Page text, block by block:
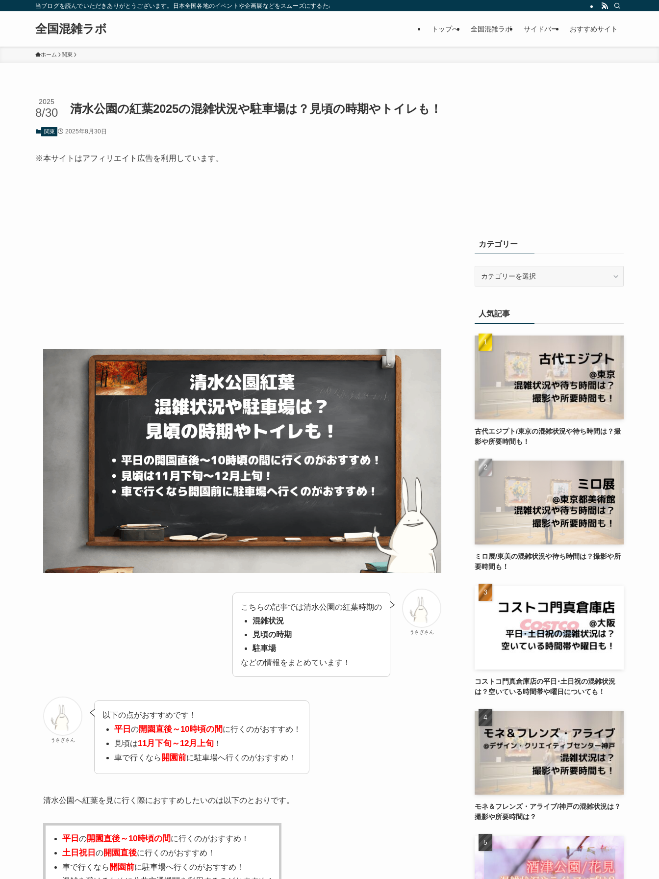
当ブログを読んでいただきありがとうございます。日本全国各地のイベントや企画展などをスムーズにするための賢い情報をまとめてます。ぜひ、参考にして下さい。
全国混雑ラボ トップへ 全国混雑ラボ サイドバー おすすめサイト
ホーム 関東
清水公園の紅葉2025の混雑状況や駐車場は？見頃の時期やトイレも！
2025
8/30
関東 2025年8月30日
※本サイトはアフィリエイト広告を利用しています。
うさぎさん
こちらの記事では清水公園の紅葉時期の
混雑状況
見頃の時期
駐車場
などの情報をまとめています！
うさぎさん
以下の点がおすすめです！
平日 の開園直後～10時頃の間に行くのがおすすめ！
見頃は11月下旬～12月上旬 ！
車で行くなら 開園前に駐車場へ行くのがおすすめ！
清水公園へ紅葉を見に行く際におすすめしたいのは以下のとおりです。
平日 の開園直後～10時頃の間に行くのがおすすめ！
土日祝日 の開園直後に行くのがおすすめ！
車で行くなら 開園前に駐車場へ行くのがおすすめ！
カテゴリー
ー人気記事
古代エジプト/東京の混雑状況や待ち時間は？撮
影や所要時間も！
ミロ展/東美の混雑状況や待ち時間は？撮影や所
要時間も！
コストコ門真倉庫店の平日･土日祝の混雑状況
は？空いている時間帯や曜日についても！
モネ＆フレンズ・アライブ/神戸の混雑状況は？
撮影や所要時間は？